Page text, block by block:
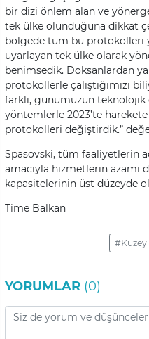
bir dizi önlem alan ve
tek ülke olunduğuna dikkat
bölgede tüm bu protokolleri
uyarlayan tek ülke olarak
benimsedik. Doksanlardan
protokollerle çalıştığımızı
farklı, günümüzün teknolojik
yöntemlerle 2023’te
protokolleri değiştirdik.”
Spasovski, tüm faaliyetlerin
amacıyla hizmetlerin azami
kapasitelerinin üst düzeyde
Time Balkan
#Kuzey
YORUMLAR (0)